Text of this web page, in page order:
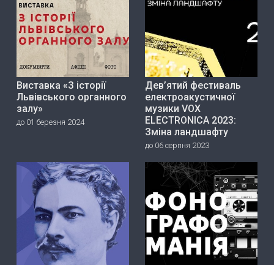
Виставка «З історії
Львівського органного
залу»
до 01 березня 2024
Дев’ятий фестиваль
електроакустичної
музики VOX
ELECTRONICA 2023:
Зміна ландшафту
до 06 серпня 2023